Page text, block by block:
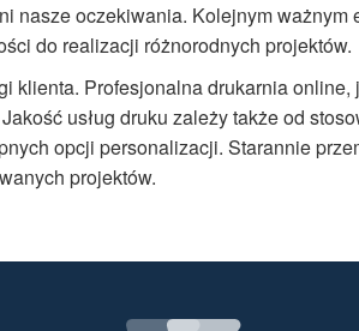
nasze oczekiwania. Kolejnym
do realizacji różnorodnych projektów.
klienta. Profesjonalna drukarnia
usług druku zależy także od
opcji personalizacji. Starannie
projektów.